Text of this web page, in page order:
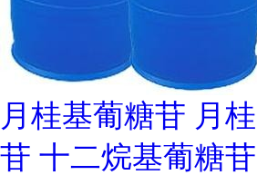
月桂基葡糖苷 月
苷 十二烷基葡糖苷